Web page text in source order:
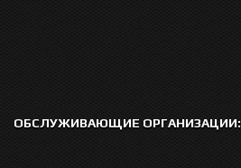
ОБСЛУЖИВАЮЩИЕ ОРГАНИЗАЦИИ: